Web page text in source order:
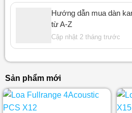
Hướng dẫn mua dàn
từ A-Z
Cập nhật 2 tháng trước
Sản phẩm mới